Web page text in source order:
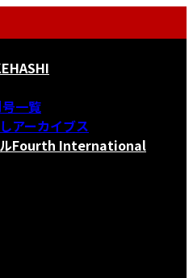
一覧
アーカイブス
Fourth International